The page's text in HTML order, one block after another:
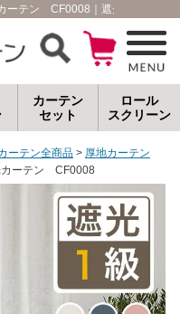
ーテン CF0008｜遮光カーテン
カーテン
セット
ロール
スクリーン
ーテン全商品
厚地カーテン
カーテン CF0008